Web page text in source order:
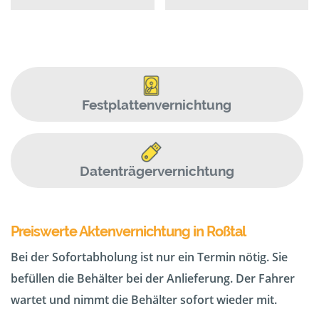
Festplattenvernichtung
Datenträgervernichtung
Preiswerte Aktenvernichtung in Roßtal
Bei der Sofortabholung ist nur ein Termin nötig. Sie
befüllen die Behälter bei der Anlieferung. Der Fahrer
wartet und nimmt die Behälter sofort wieder mit.